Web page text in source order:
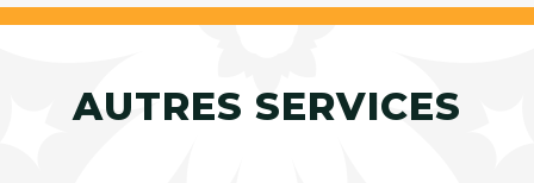
AUTRES SERVICES